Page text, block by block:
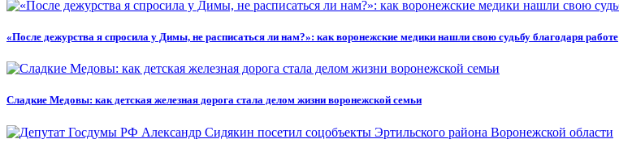
«После дежурства я спросила у Димы, не расписаться ли нам?»: как воронежские медики нашли свою судьбу благодаря работе
Сладкие Медовы: как детская железная дорога стала делом жизни воронежской семьи